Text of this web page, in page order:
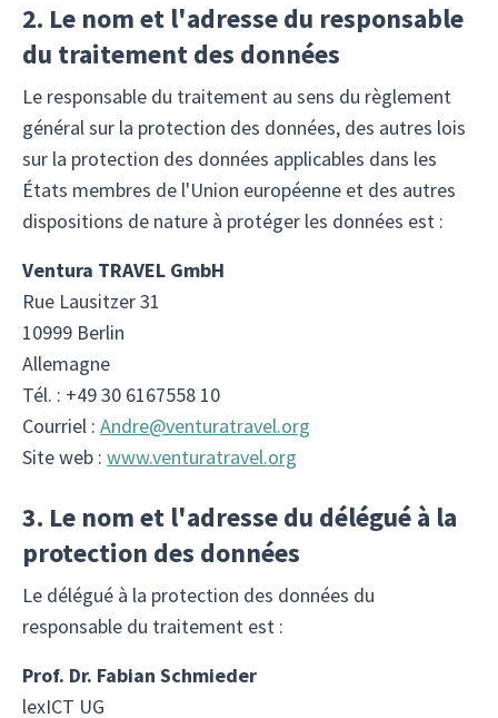
2. Le nom et l'adresse du responsable
du traitement des données
Le responsable du traitement au sens du règlement
général sur la protection des données, des autres lois
sur la protection des données applicables dans les
États membres de l'Union européenne et des autres
dispositions de nature à protéger les données est :
Ventura TRAVEL GmbH
Rue Lausitzer 31
10999 Berlin
Allemagne
Tél. : +49 30 6167558 10
Courriel : Andre@venturatravel.org
Site web : www.venturatravel.org
3. Le nom et l'adresse du délégué à la
protection des données
Le délégué à la protection des données du
responsable du traitement est :
Prof. Dr. Fabian Schmieder
lexICT UG